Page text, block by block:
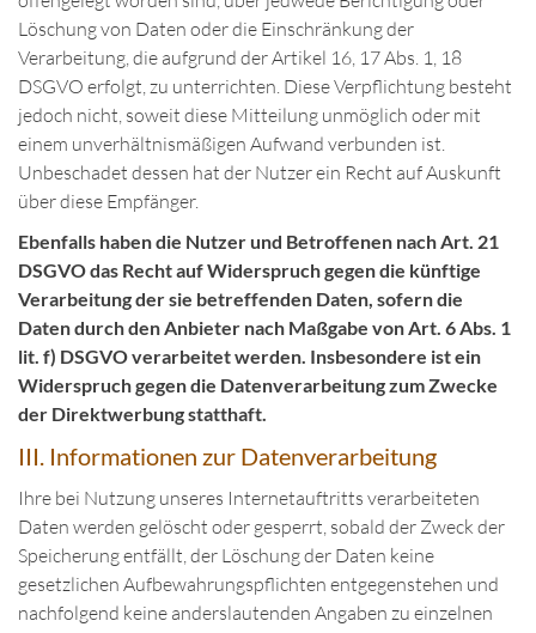
Löschung von Daten oder die Einschränkung der
Verarbeitung, die aufgrund der Artikel 16, 17 Abs. 1, 18
DSGVO erfolgt, zu unterrichten. Diese Verpflichtung besteht
jedoch nicht, soweit diese Mitteilung unmöglich oder mit
einem unverhältnismäßigen Aufwand verbunden ist.
Unbeschadet dessen hat der Nutzer ein Recht auf Auskunft
über diese Empfänger.
Ebenfalls haben die Nutzer und Betroffenen nach Art. 21
DSGVO das Recht auf Widerspruch gegen die künftige
Verarbeitung der sie betreffenden Daten, sofern die
Daten durch den Anbieter nach Maßgabe von Art. 6 Abs. 1
lit. f) DSGVO verarbeitet werden. Insbesondere ist ein
Widerspruch gegen die Datenverarbeitung zum Zwecke
der Direktwerbung statthaft.
III. Informationen zur Datenverarbeitung
Ihre bei Nutzung unseres Internetauftritts verarbeiteten
Daten werden gelöscht oder gesperrt, sobald der Zweck der
Speicherung entfällt, der Löschung der Daten keine
gesetzlichen Aufbewahrungspflichten entgegenstehen und
nachfolgend keine anderslautenden Angaben zu einzelnen